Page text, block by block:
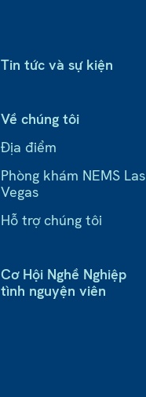
Tin tức và sự kiện
Về chúng tôi
Địa điểm
Phòng khám NEMS Las
Vegas
Hỗ trợ chúng tôi
Cơ Hội Nghề Nghiệp
tình nguyện viên